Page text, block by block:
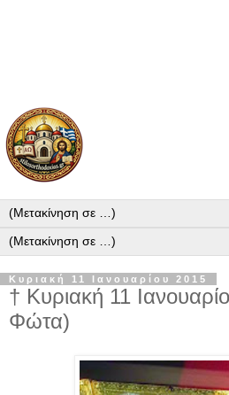
Κυριακή 11 Ιανουαρίου 2015
† Κυριακή 11
Φώτα)